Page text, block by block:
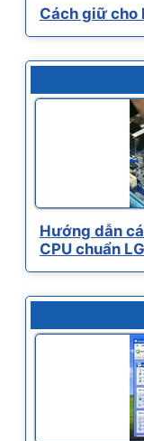
Cách giữ
Hướng dẫn
CPU chuẩn